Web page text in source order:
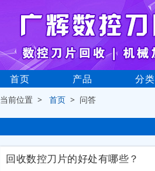
首页 产品 分类
当前位置 >首页 > 问答
回收数控刀片的好处有哪些？